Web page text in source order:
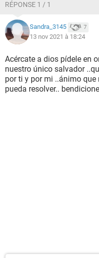
RÉPONSE 1 / 1
Sandra_3145 7
13 nov 2021 à 18:24
Acércate a dios pídele en
nuestro único salvador
por ti y por mi ..ánimo
pueda resolver..